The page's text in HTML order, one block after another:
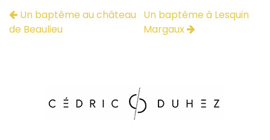
Un baptême au château
de Beaulieu
Un baptême à Lesquin
Margaux